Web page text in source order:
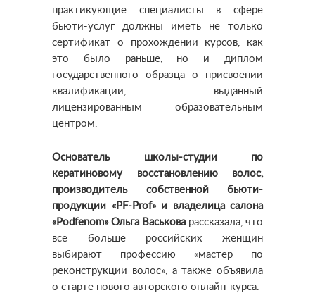
практикующие специалисты в сфере
бьюти-услуг должны иметь не только
сертификат о прохождении курсов, как
это было раньше, но и диплом
государственного образца о присвоении
квалификации, выданный
лицензированным образовательным
центром.
Основатель школы-студии по
кератиновому восстановлению волос,
производитель собственной бьюти-
продукции «PF-Prof» и владелица салона
«Podfenom» Ольга Васькова рассказала, что
все больше российских женщин
выбирают профессию «мастер по
реконструкции волос», а также объявила
о старте нового авторского онлайн-курса.